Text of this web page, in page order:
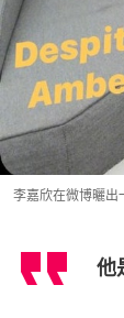
李嘉欣在微博曬出
他